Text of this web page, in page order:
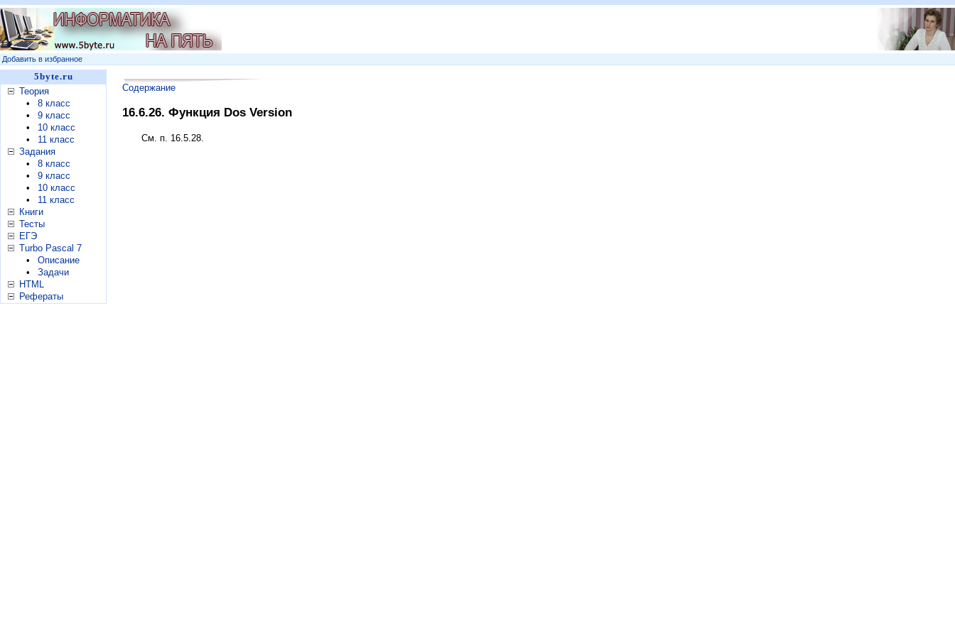
Добавить в избранное
5byte.ru
Теория
•
8 класс
•
9 класс
•
10 класс
•
11 класс
Задания
•
8 класс
•
9 класс
•
10 класс
•
11 класс
Книги
Тесты
ЕГЭ
Turbo Pascal 7
•
Описание
•
Задачи
HTML
Рефераты
Содержание
16.6.26. Функция Dos Version
См. п. 16.5.28.